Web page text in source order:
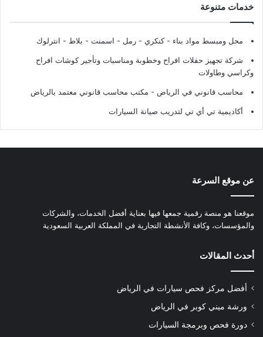
خدمات متنوعة
محل ومبسط مواد بناء - كنكري - رمل - اسمنت - بلاط - انترلوك
شركة تجهيز حفلات افراح وخطوبة ومناسبات وتأجير كوشات افراح
وكراسي وطاولات
محاسب قانوني في الرياض - مكتب محاسب قانوني معتمد بالرياض
أكاديمية تي أي تي لتدريب صيانة السيارات
عن موقع السرعة
موقعنا هو منصة رقمية جمعها فيها بعناية أفضل الخدمات، والشركات
والمؤسسات، وكافة الأنشطة التجارية في المملكة العربية السعودية
أحدث المقالات
أفضل مركز فحص سيارات في الرياض
ورشة ميني كوبر في الرياض
دورة فحص وبرمجة السيارات